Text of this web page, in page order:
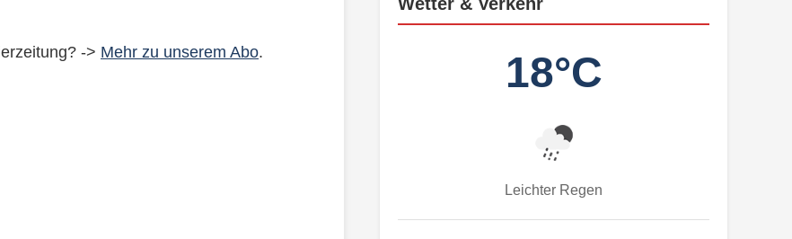
-> Mehr zu unserem Abo. 18°C
Leichter Regen